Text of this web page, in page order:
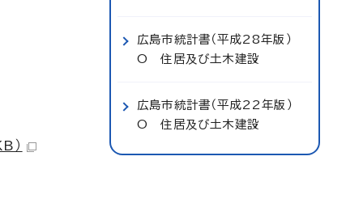
）
広島市統計書（平成28年版）
O 住居及び土木建設
広島市統計書（平成22年版）
O 住居及び土木建設